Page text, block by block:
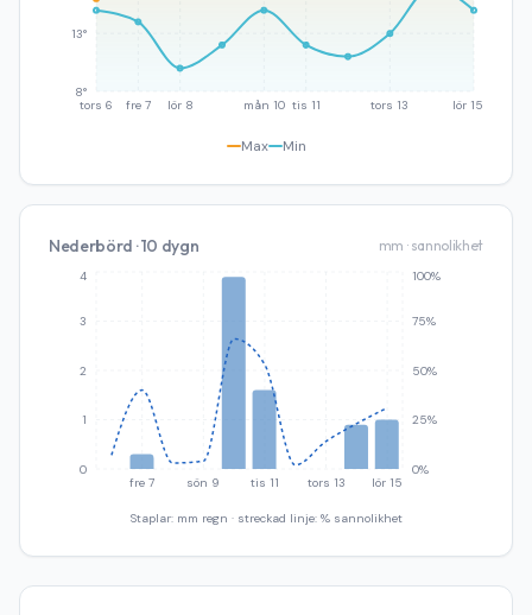
tors 6 fre 7 lör 8 mån 10 tis 11 tors 13 lör 15
8°
13°
Max Min
Nederbörd · 10 dygn mm · sannolikhet
fre 7 sön 9 tis 11 tors 13 lör 15
0
1
2
3
4
0%
25%
50%
75%
100%
Staplar: mm regn · streckad linje: % sannolikhet